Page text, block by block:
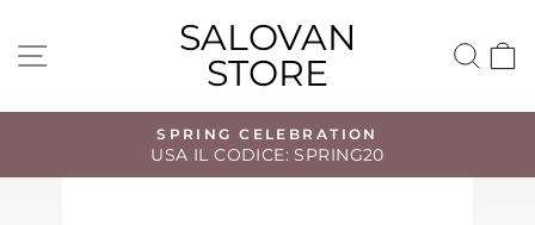
direttamente
NAVIGAZIONE DEL SITO
SALOVAN
STORE
Metti
SPRING CELEBRATION
USA IL CODICE: SPRING20